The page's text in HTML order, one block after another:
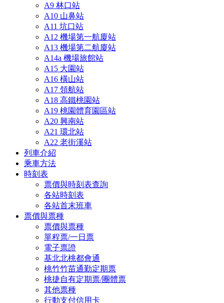
A9 林口站
A10 山鼻站
A11 坑口站
A12 機場第一航廈站
A13 機場第二航廈站
A14a 機場旅館站
A15 大園站
A16 橫山站
A17 領航站
A18 高鐵桃園站
A19 桃園體育園區站
A20 興南站
A21 環北站
A22 老街溪站
列車介紹
乘車方法
時刻表
票價與時刻表查詢
各站時刻表
各站首末班車
票價與票種
票價與票種
單程票/一日票
電子票證
基北北桃都會通
桃竹竹苗通勤定期票
桃捷自有定期票/團體票
其他票種
行動支付信用卡